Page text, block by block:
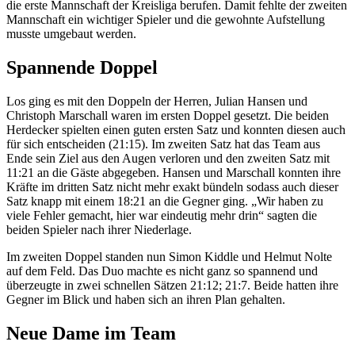
die erste Mannschaft der Kreisliga berufen. Damit fehlte der zweiten
Mannschaft ein wichtiger Spieler und die gewohnte Aufstellung
musste umgebaut werden.
Spannende Doppel
Los ging es mit den Doppeln der Herren, Julian Hansen und
Christoph Marschall waren im ersten Doppel gesetzt. Die beiden
Herdecker spielten einen guten ersten Satz und konnten diesen auch
für sich entscheiden (21:15). Im zweiten Satz hat das Team aus
Ende sein Ziel aus den Augen verloren und den zweiten Satz mit
11:21 an die Gäste abgegeben. Hansen und Marschall konnten ihre
Kräfte im dritten Satz nicht mehr exakt bündeln sodass auch dieser
Satz knapp mit einem 18:21 an die Gegner ging. „Wir haben zu
viele Fehler gemacht, hier war eindeutig mehr drin“ sagten die
beiden Spieler nach ihrer Niederlage.
Im zweiten Doppel standen nun Simon Kiddle und Helmut Nolte
auf dem Feld. Das Duo machte es nicht ganz so spannend und
überzeugte in zwei schnellen Sätzen 21:12; 21:7. Beide hatten ihre
Gegner im Blick und haben sich an ihren Plan gehalten.
Neue Dame im Team